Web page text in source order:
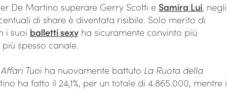
De Martino superare Gerry Scotti e Samira Lui, negli
di share è diventata risibile. Solo merito di
i suoi balletti sexy ha sicuramente convinto più
spesso canale.
Affari Tuoi ha nuovamente battuto La Ruota della
ha fatto il 24,1%, per un totale di 4.865.000, mentre i